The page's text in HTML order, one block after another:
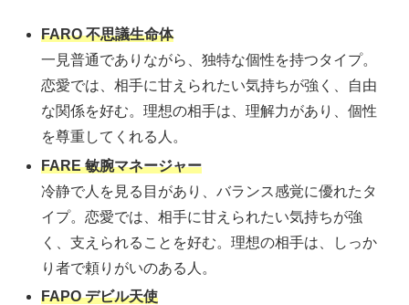
FARO 不思議生命体
一見普通でありながら、独特な個性を持つタイプ。
恋愛では、相手に甘えられたい気持ちが強く、自由
な関係を好む。理想の相手は、理解力があり、個性
を尊重してくれる人。
FARE 敏腕マネージャー
冷静で人を見る目があり、バランス感覚に優れたタ
イプ。恋愛では、相手に甘えられたい気持ちが強
く、支えられることを好む。理想の相手は、しっか
り者で頼りがいのある人。
FAPO デビル天使